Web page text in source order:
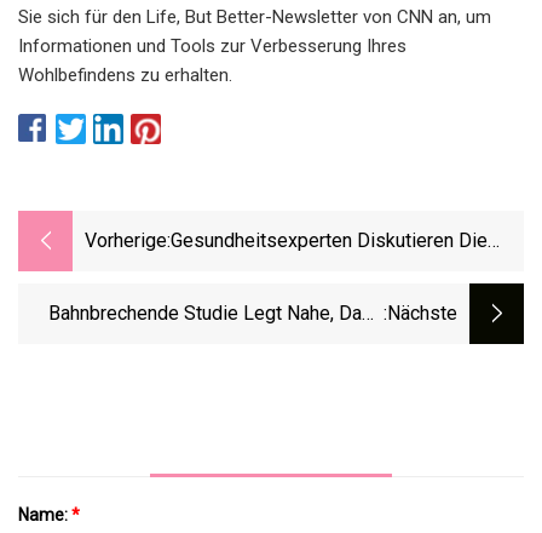
Sie sich für den Life, But Better-Newsletter von CNN an, um
Informationen und Tools zur Verbesserung Ihres
Wohlbefindens zu erhalten.
Vorherige:Gesundheitsexperten Diskutieren Die
Gesamten Las Vegas Valley
Bahnbrechende Studie Legt Nahe, Dass :nächste
Name:*